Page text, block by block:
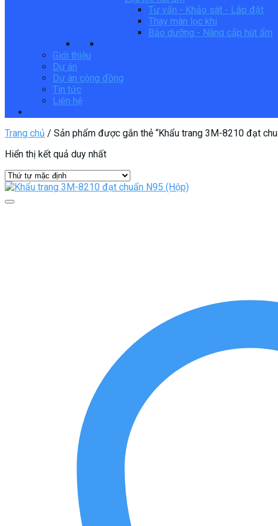
Tư vấn - Khảo sát - Lắp đặt
Thay màn lọc khí
Bảo dưỡng - Nâng cấp hút ẩm
Giới thiệu
Dự án
Dự án cộng đồng
Tin tức
Liên hệ
Trang chủ / Sản phẩm được gắn thẻ “Khẩu trang 3M-8210 đạt
Hiển thị kết quả duy nhất